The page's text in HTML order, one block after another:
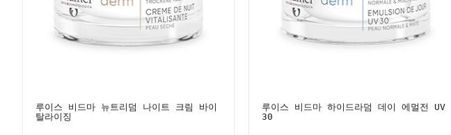
루이스 비드마 뉴트리덤 나이트 크림 바이
탈라이징
루이스 비드마 하이드라덤 데이 에멀전 UV
30